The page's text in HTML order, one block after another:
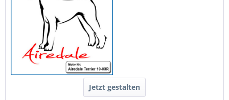
Jetzt gestalten